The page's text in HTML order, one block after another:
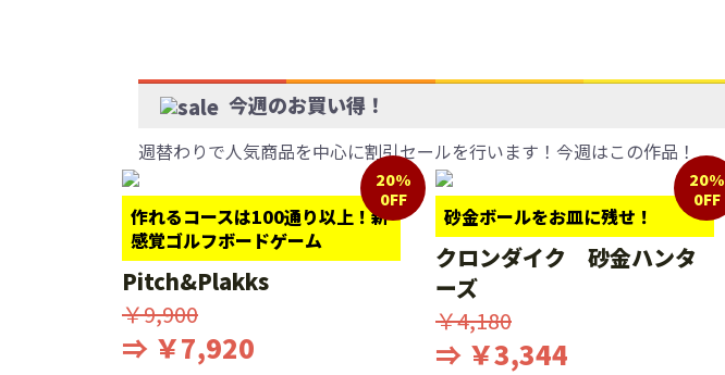
今週のお買い得！
週替わりで人気商品を中心に割引セールを行います！今週はこの作品！
作れるコースは100通り以上！新
感覚ゴルフボードゲーム
20%
0FF
Pitch&Plakks
￥9,900
⇒ ￥7,920
砂金ボールをお皿に残せ！
20%
0FF
クロンダイク 砂金ハンタ
ーズ
￥4,180
⇒ ￥3,344